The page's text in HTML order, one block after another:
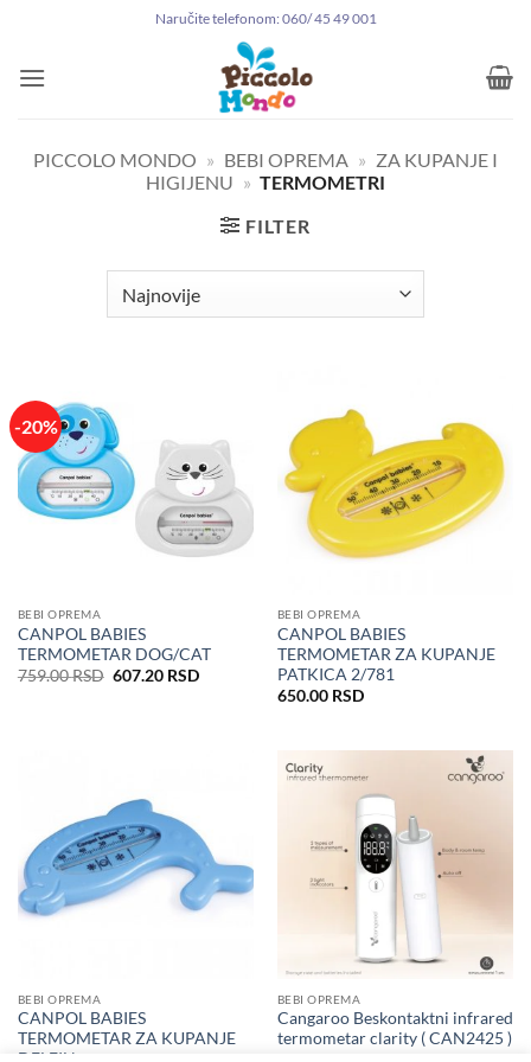
sadržaj
Naručite telefonom: 060/ 45 49 001
PICCOLO MONDO » BEBI OPREMA » ZA KUPANJE I
HIGIJENU » TERMOMETRI
FILTER
-20%
BEBI OPREMA
CANPOL BABIES
TERMOMETAR DOG/CAT
759.00RSD Originalna
607.20 RSDTrenutna
BEBI OPREMA
CANPOL BABIES
TERMOMETAR ZA KUPANJE
PATKICA 2/781
650.00 RSD
BEBI OPREMA
CANPOL BABIES
TERMOMETAR ZA KUPANJE
BEBI OPREMA
Cangaroo Beskontaktni infrared
termometar clarity ( CAN2425 )